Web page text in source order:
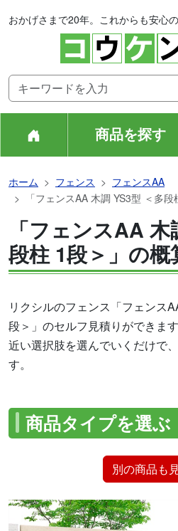
おかげさまで20年。これからも安心
商品を探す
ホーム フェンス
フェンスAA
「フェンスAA 木調 YS3型 ＜多
「フェンスAA
段柱 1段＞」の概
リクシルのフェンス「フェンス
段＞」のセルフ見積りができま
近い選択肢を選んでいくだけで
す。
商品タイプを選ぶ
別の商品も